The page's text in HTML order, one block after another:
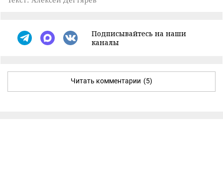
Подписывайтесь на наши
каналы
Читать комментарии (5)